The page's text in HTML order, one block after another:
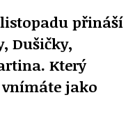
přináší
Dušičky,
Který
jako